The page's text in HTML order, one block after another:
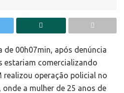
de 00h07min, após denúncia
estariam comercializando
realizou operação policial no
onde a mulher de 25 anos de